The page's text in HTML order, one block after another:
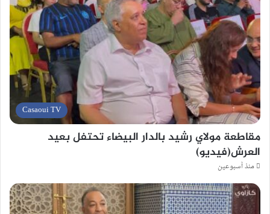
Casaoui TV
مقاطعة مولاي رشيد بالدار البيضاء تحتفل بعيد
العرش(فيديو)
منذ أسبوعين